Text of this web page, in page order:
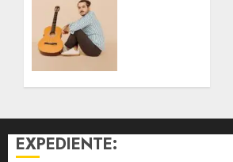
EXPEDIENTE: